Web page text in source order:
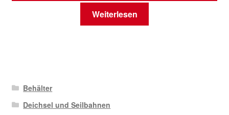
Weiterlesen
Behälter
Deichsel und Seilbahnen